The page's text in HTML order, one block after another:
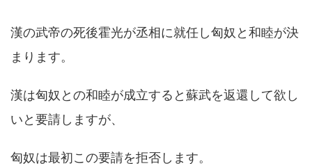
漢の武帝の死後霍光が丞相に就任し匈奴と和睦が決
まります。
漢は匈奴との和睦が成立すると蘇武を返還して欲し
いと要請しますが、
匈奴は最初この要請を拒否します。